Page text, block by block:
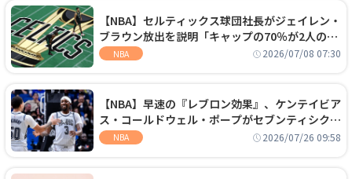
【NBA】セルティックス球団社長がジェイレン・
ブラウン放出を説明「キャップの70％が2人の選
手に集中するチームでは勝てない」
NBA 2026/07/08 07:30
【NBA】早速の『レブロン効果』、ケンテイビア
ス・コールドウェル・ポープがセブンティシクサ
ーズに1年契約で加入
NBA 2026/07/26 09:58